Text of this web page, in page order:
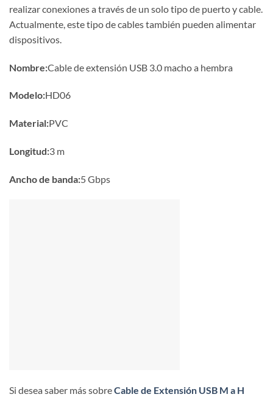
realizar conexiones a través de un solo tipo de puerto y cable.
Actualmente, este tipo de cables también pueden alimentar
dispositivos.
Nombre:Cable de extensión USB 3.0 macho a hembra
Modelo:HD06
Material:PVC
Longitud:3 m
Ancho de banda:5 Gbps
Si desea saber más sobreCable de Extensión USB M a H